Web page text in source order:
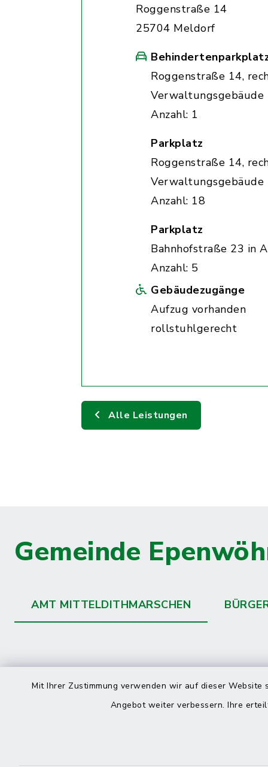
Mit Ihrer Zustimmung verwenden wir auf dieser
Angebot weiter verbessern. Ihre
Roggenstraße 14
25704 Meldorf
Roggenstraße 14,
Verwaltungsgebäude
Anzahl: 1
Parkplatz
Roggenstraße 14,
Verwaltungsgebäude
Anzahl: 18
Parkplatz
Bahnhofstraße 23 in
Anzahl: 5
Gebäudezugänge
Aufzug vorhanden
rollstuhlgerecht
Alle Leistungen
Gemeinde
AMT MITTELDITHMARSCHEN
Kontakt
Montag